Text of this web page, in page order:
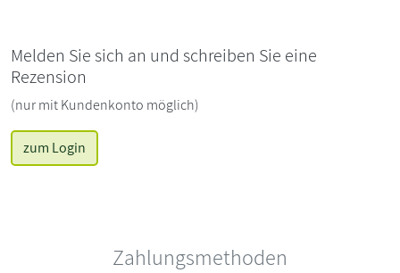
Melden Sie sich an und schreiben Sie eine
Rezension
(nur mit Kundenkonto möglich)
zum Login
Zahlungsmethoden